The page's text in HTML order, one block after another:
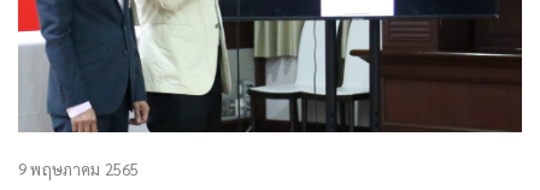
9 พฤษภาคม 2565